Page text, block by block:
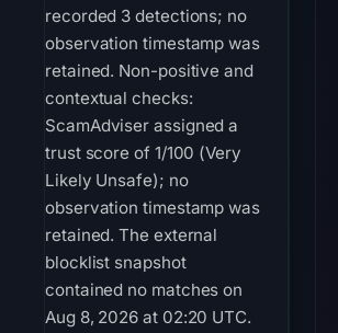
recorded 3 detections; no
observation timestamp was
retained. Non-positive and
contextual checks:
ScamAdviser assigned a
trust score of 1/100 (Very
Likely Unsafe); no
observation timestamp was
retained. The external
blocklist snapshot
contained no matches on
Aug 8, 2026 at 02:20 UTC.